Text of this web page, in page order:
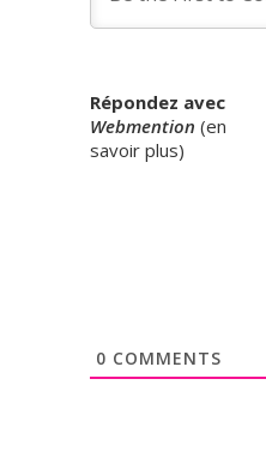
Répondez avec
Webmention (en
savoir plus)
0 COMMENTS